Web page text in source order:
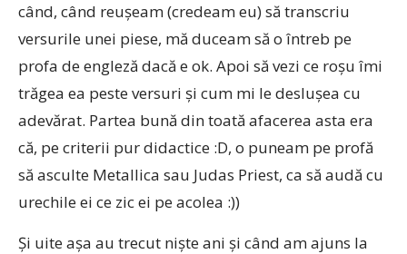
când, când reuşeam (credeam eu) să transcriu
versurile unei piese, mă duceam să o întreb pe
profa de engleză dacă e ok. Apoi să vezi ce roşu îmi
trăgea ea peste versuri şi cum mi le desluşea cu
adevărat. Partea bună din toată afacerea asta era
că, pe criterii pur didactice :D, o puneam pe profă
să asculte Metallica sau Judas Priest, ca să audă cu
urechile ei ce zic ei pe acolea :))
Şi uite aşa au trecut nişte ani şi când am ajuns la